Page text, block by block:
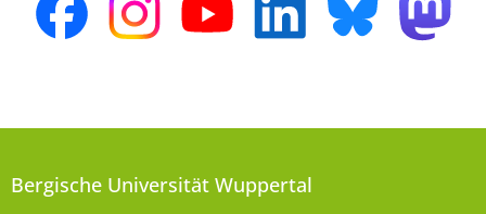
Bergische Universität Wuppertal